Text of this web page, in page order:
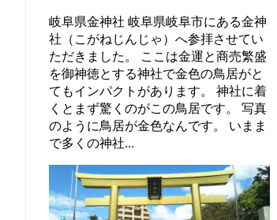
岐阜県金神社 岐阜県岐阜市にある金神
社（こがねじんじゃ）へ参拝させてい
ただきました。 ここは金運と商売繁盛
を御神徳とする神社で金色の鳥居がと
てもインパクトがあります。 神社に着
くとまず驚くのがこの鳥居です。 写真
のように鳥居が金色なんです。 いまま
で多くの神社...